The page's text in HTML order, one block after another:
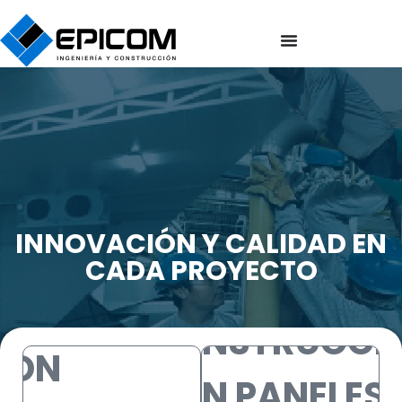
INNOVACIÓN Y CALIDAD EN
CADA PROYECTO